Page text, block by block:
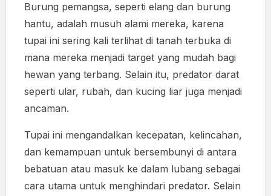
Burung pemangsa, seperti elang dan burung
hantu, adalah musuh alami mereka, karena
tupai ini sering kali terlihat di tanah terbuka di
mana mereka menjadi target yang mudah bagi
hewan yang terbang. Selain itu, predator darat
seperti ular, rubah, dan kucing liar juga menjadi
ancaman.
Tupai ini mengandalkan kecepatan, kelincahan,
dan kemampuan untuk bersembunyi di antara
bebatuan atau masuk ke dalam lubang sebagai
cara utama untuk menghindari predator. Selain